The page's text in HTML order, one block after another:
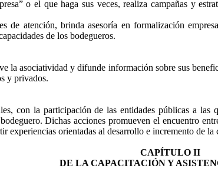
o el que haga sus veces, realiza campañas y
de atención, brinda asesoría en formalización
de los bodegueros.
la asociatividad y difunde información sobre sus
y privados.
con la participación de las entidades públicas a las
Dichas acciones promueven el encuentro
experiencias orientadas al desarrollo e incremento de
CAPÍTULO II
DE LA CAPACITACIÓN Y